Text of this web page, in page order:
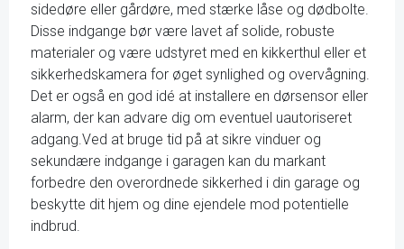
sidedøre eller gårdøre, med stærke låse og dødbolte.
Disse indgange bør være lavet af solide, robuste
materialer og være udstyret med en kikkerthul eller et
sikkerhedskamera for øget synlighed og overvågning.
Det er også en god idé at installere en dørsensor eller
alarm, der kan advare dig om eventuel uautoriseret
adgang.Ved at bruge tid på at sikre vinduer og
sekundære indgange i garagen kan du markant
forbedre den overordnede sikkerhed i din garage og
beskytte dit hjem og dine ejendele mod potentielle
indbrud.